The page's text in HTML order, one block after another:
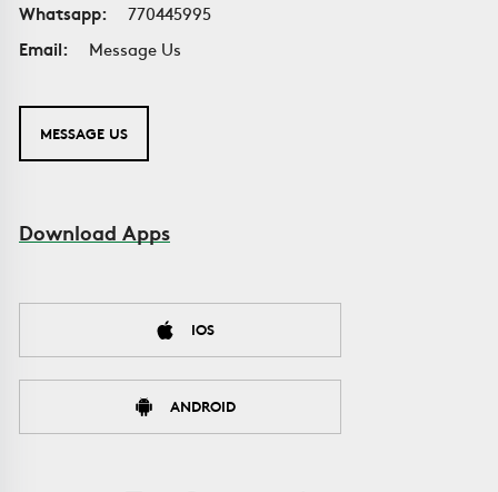
Whatsapp:
770445995
Email:
Message Us
MESSAGE US
Download Apps
IOS
ANDROID